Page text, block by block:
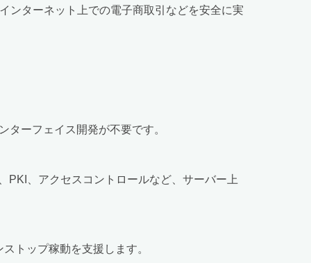
ンターネット上での電子商取引などを安全に実
ーフェイス開発が不要です。
PKI、アクセスコントロールなど、サーバー上
トップ稼動を支援します。